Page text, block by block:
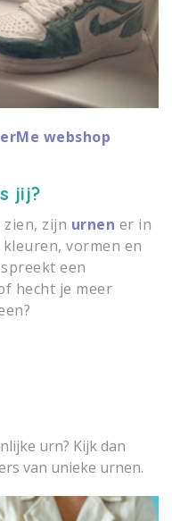
webshop
jij?
zijn urnen er in
vormen en
een
hecht je meer
urn? Kijk dan
van unieke urnen.